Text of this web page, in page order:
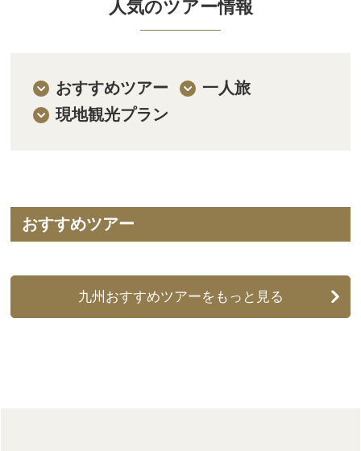
人気のツアー情報
おすすめツアー
一人旅
現地観光プラン
おすすめツアー
九州おすすめツアーをもっと見る